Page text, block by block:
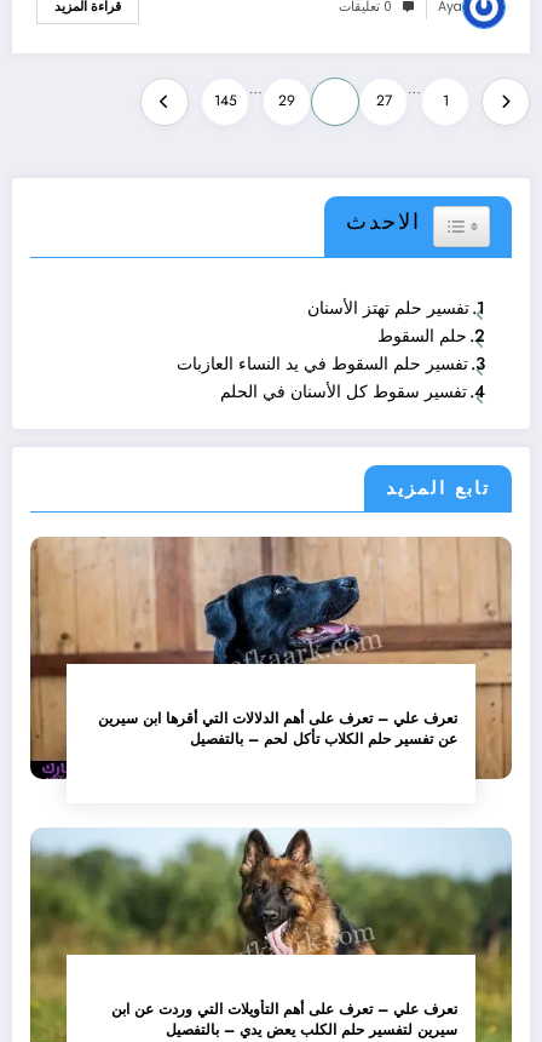
Aya 0 تعليقات قراءة المزيد
تعدد
صفحات
المقالات
1
…
27
29
…
145
الاحدث
Toggle Table of Content
تفسير حلم تهتز الأسنان
حلم السقوط
تفسير حلم السقوط في يد النساء العازبات
تفسير سقوط كل الأسنان في الحلم
تابع المزيد
تعرف علي – تعرف على أهم الدلالات التي أقرها ابن سيرين
عن تفسير حلم الكلاب تأكل لحم – بالتفصيل
تعرف علي – تعرف على أهم التأويلات التي وردت عن ابن
سيرين لتفسير حلم الكلب يعض يدي – بالتفصيل